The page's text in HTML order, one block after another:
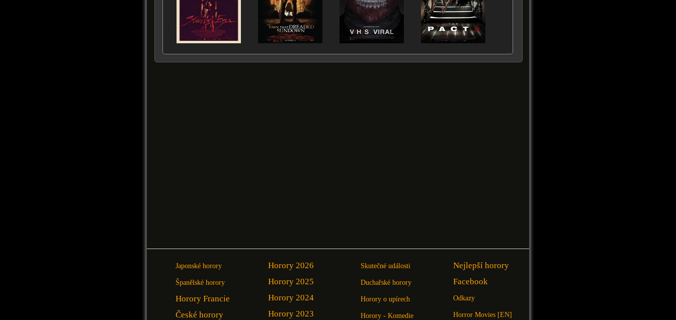
Japonské horory
Španělské horory
Horory Francie
České horory
Horory 2026
Horory 2025
Horory 2024
Horory 2023
Skutečné události
Duchařské horory
Horory o upírech
Horory - Komedie
Nejlepší horory
Facebook
Odkazy
Horror Movies [EN]